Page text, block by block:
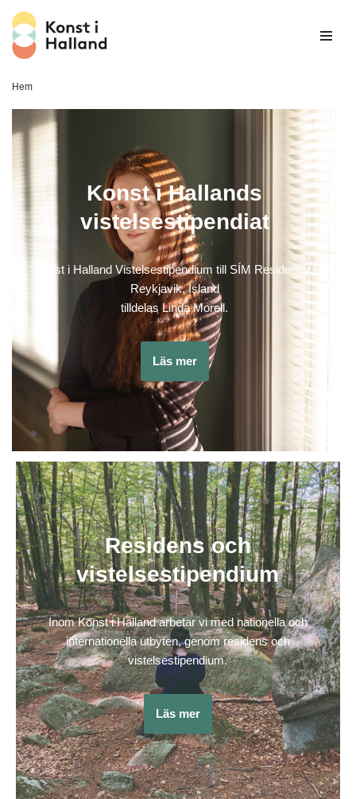
Hoppa
till
innehåll
Hem
Konst i Hallands
vistelsestipendiat
Konst i Halland Vistelsestipendium till SÍM Residency i
Reykjavik, Island
tilldelas Linda Morell.
Läs mer
Residens och
vistelsestipendium
Inom Konst i Halland arbetar vi med nationella och
internationella utbyten, genom residens och
vistelsestipendium.
Läs mer